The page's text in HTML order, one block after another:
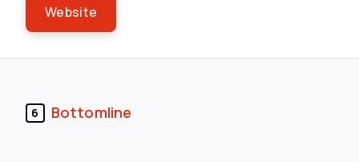
Website
6 Bottomline